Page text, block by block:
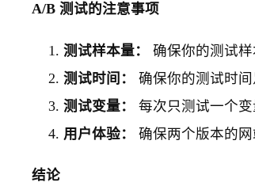
A/B 测试的注意事项
测试样本量：
确保你的测试
测试时间：
确保你的测试时
测试变量：
每次只测试一个
用户体验：
确保两个版本的
结论